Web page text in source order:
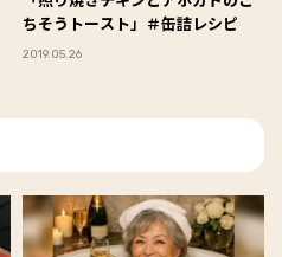
ちそうトースト」＃缶詰レシピ
2019.05.26